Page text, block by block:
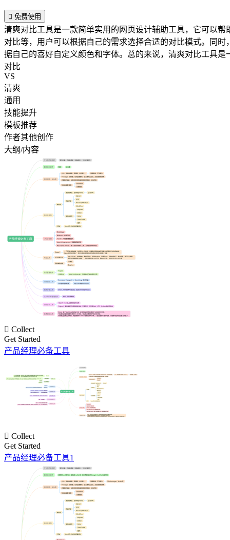
 免费使用
清爽对比工具是一款简单实用的网页设计辅助工具，它可以
对比等，用户可以根据自己的需求选择合适的对比模式。同
据自己的喜好自定义颜色和字体。总的来说，清爽对比工具
对比
VS
清爽
通用
技能提升
模板推荐
作者其他创作
大纲/内容
 Collect
Get Started
产品经理必备工具
 Collect
Get Started
产品经理必备工具1